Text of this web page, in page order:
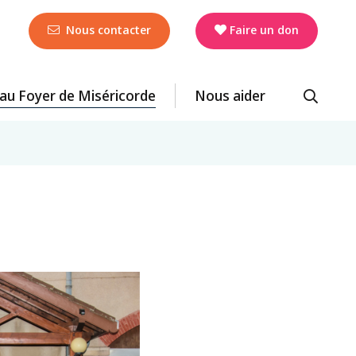
Nous contacter Faire un don
Foyer de Miséricorde Nous aider